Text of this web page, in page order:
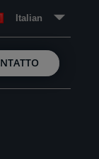
Italian